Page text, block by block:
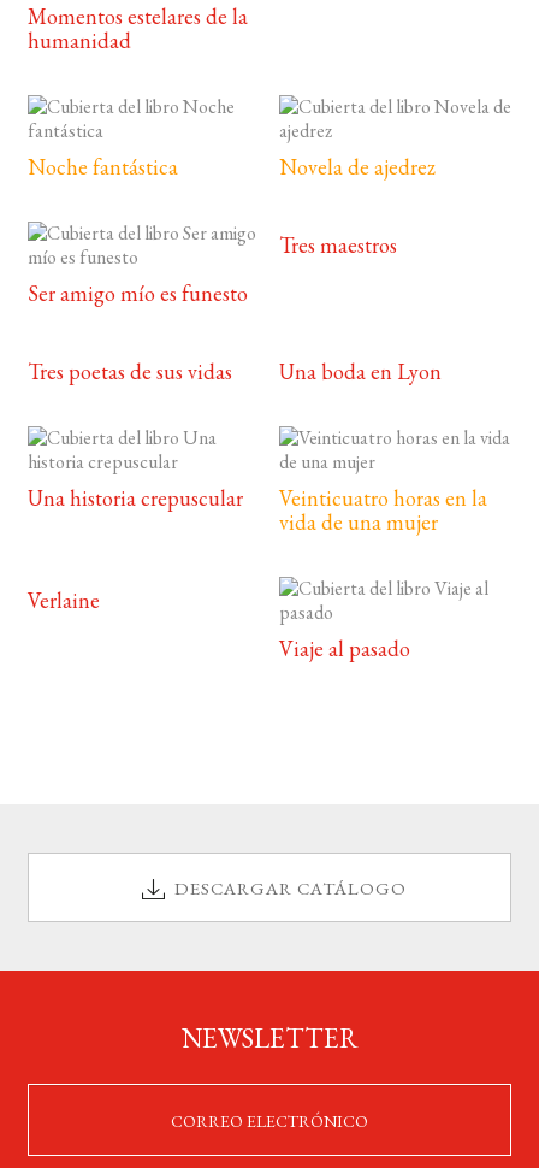
Momentos estelares de la
humanidad
Noche fantástica Novela de ajedrez
Ser amigo mío es funesto
Tres maestros
Tres poetas de sus vidas Una boda en Lyon
Una historia crepuscular
Veinticuatro horas en la
vida de una mujer
Verlaine
Viaje al pasado
DESCARGAR CATÁLOGO
NEWSLETTER